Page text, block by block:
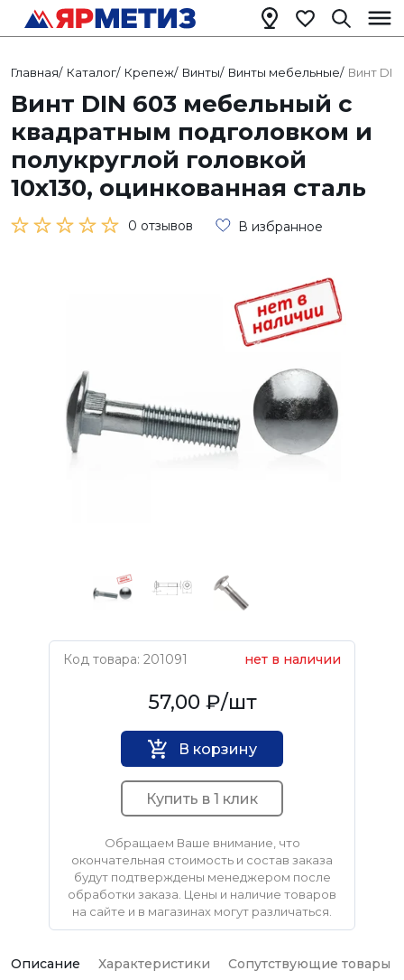
Главная/ Каталог/ Крепеж/ Винты/ Винты мебельные/ Винт
Винт DIN 603 мебельный с
квадратным подголовком и
полукруглой головкой
10х130, оцинкованная сталь
0 отзывов В избранное
Код товара: 201091 нет в наличии
Нет бренда57,00 ₽/шт
В корзину
Купить в 1 клик
Обращаем Ваше внимание, что
окончательная стоимость и состав заказа
будут подтверждены менеджером после
обработки заказа. Цены и наличие товаров
на сайте и в магазинах могут различаться.
Описание Характеристики Сопутствующие товары